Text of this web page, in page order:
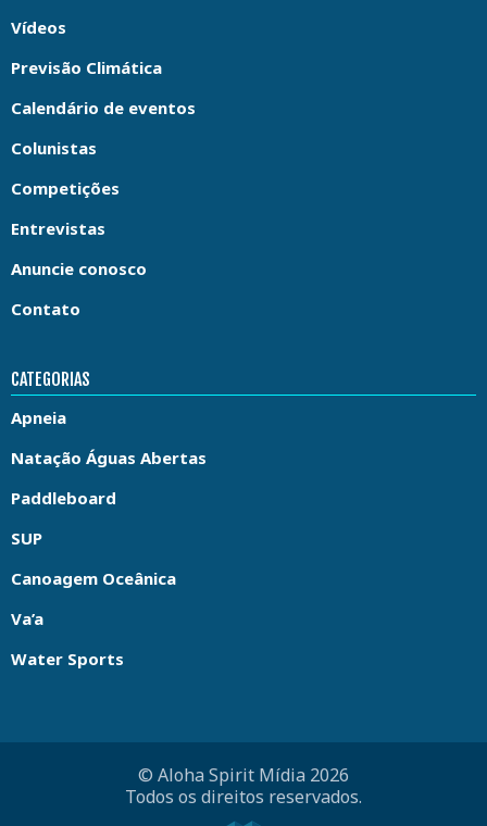
Vídeos
Previsão Climática
Calendário de eventos
Colunistas
Competições
Entrevistas
Anuncie conosco
Contato
CATEGORIAS
Apneia
Natação Águas Abertas
Paddleboard
SUP
Canoagem Oceânica
Va’a
Water Sports
© Aloha Spirit Mídia 2026
Todos os direitos reservados.